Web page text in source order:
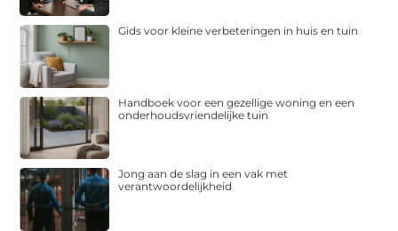
Gids voor kleine verbeteringen in huis en tuin
Handboek voor een gezellige woning en een
onderhoudsvriendelijke tuin
Jong aan de slag in een vak met
verantwoordelijkheid